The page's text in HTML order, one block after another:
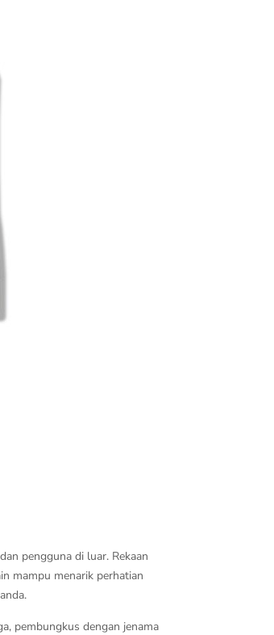
pengguna di luar. Rekaan
mampu menarik perhatian
pembungkus dengan jenama